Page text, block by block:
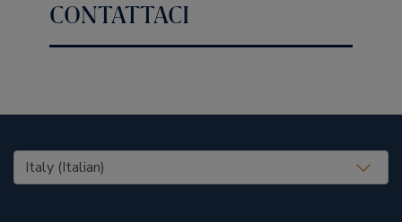
CONTATTACI
United States (EN)